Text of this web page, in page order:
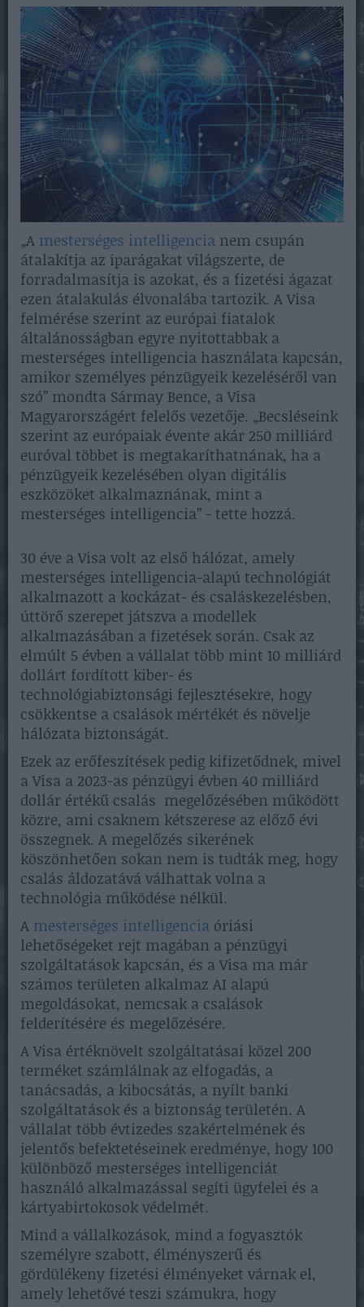
„A mesterséges intelligencia nem csupán
átalakítja az iparágakat világszerte, de
forradalmasítja is azokat, és a fizetési ágazat
ezen átalakulás élvonalába tartozik. A Visa
felmérése szerint az európai fiatalok
általánosságban egyre nyitottabbak a
mesterséges intelligencia használata kapcsán,
amikor személyes pénzügyeik kezeléséről van
szó” mondta Sármay Bence, a Visa
Magyarországért felelős vezetője. „Becsléseink
szerint az európaiak évente akár 250 milliárd
euróval többet is megtakaríthatnának, ha a
pénzügyeik kezelésében olyan digitális
eszközöket alkalmaznának, mint a
mesterséges intelligencia” - tette hozzá.
30 éve a Visa volt az első hálózat, amely
mesterséges intelligencia-alapú technológiát
alkalmazott a kockázat- és csaláskezelésben,
úttörő szerepet játszva a modellek
alkalmazásában a fizetések során. Csak az
elmúlt 5 évben a vállalat több mint 10 milliárd
dollárt fordított kiber- és
technológiabiztonsági fejlesztésekre, hogy
csökkentse a csalások mértékét és növelje
hálózata biztonságát.
Ezek az erőfeszítések pedig kifizetődnek, mivel
a Visa a 2023-as pénzügyi évben 40 milliárd
dollár értékű csalás megelőzésében működött
közre, ami csaknem kétszerese az előző évi
összegnek. A megelőzés sikerének
köszönhetően sokan nem is tudták meg, hogy
csalás áldozatává válhattak volna a
technológia működése nélkül.
A mesterséges intelligencia óriási
lehetőségeket rejt magában a pénzügyi
szolgáltatások kapcsán, és a Visa ma már
számos területen alkalmaz AI alapú
megoldásokat, nemcsak a csalások
felderítésére és megelőzésére.
A Visa értéknövelt szolgáltatásai közel 200
terméket számlálnak az elfogadás, a
tanácsadás, a kibocsátás, a nyílt banki
szolgáltatások és a biztonság területén. A
vállalat több évtizedes szakértelmének és
jelentős befektetéseinek eredménye, hogy 100
különböző mesterséges intelligenciát
használó alkalmazással segíti ügyfelei és a
kártyabirtokosok védelmét.
Mind a vállalkozások, mind a fogyasztók
személyre szabott, élményszerű és
gördülékeny fizetési élményeket várnak el,
amely lehetővé teszi számukra, hogy